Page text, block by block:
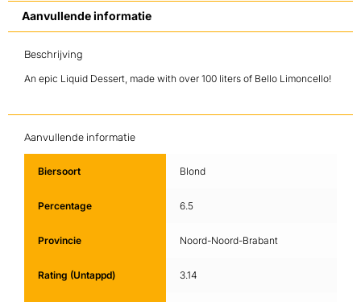
Aanvullende informatie
Beschrijving
An epic Liquid Dessert, made with over 100 liters of Bello Limoncello!
Aanvullende informatie
Biersoort Blond
Percentage 6.5
Provincie Noord-Noord-Brabant
Rating (Untappd) 3.14